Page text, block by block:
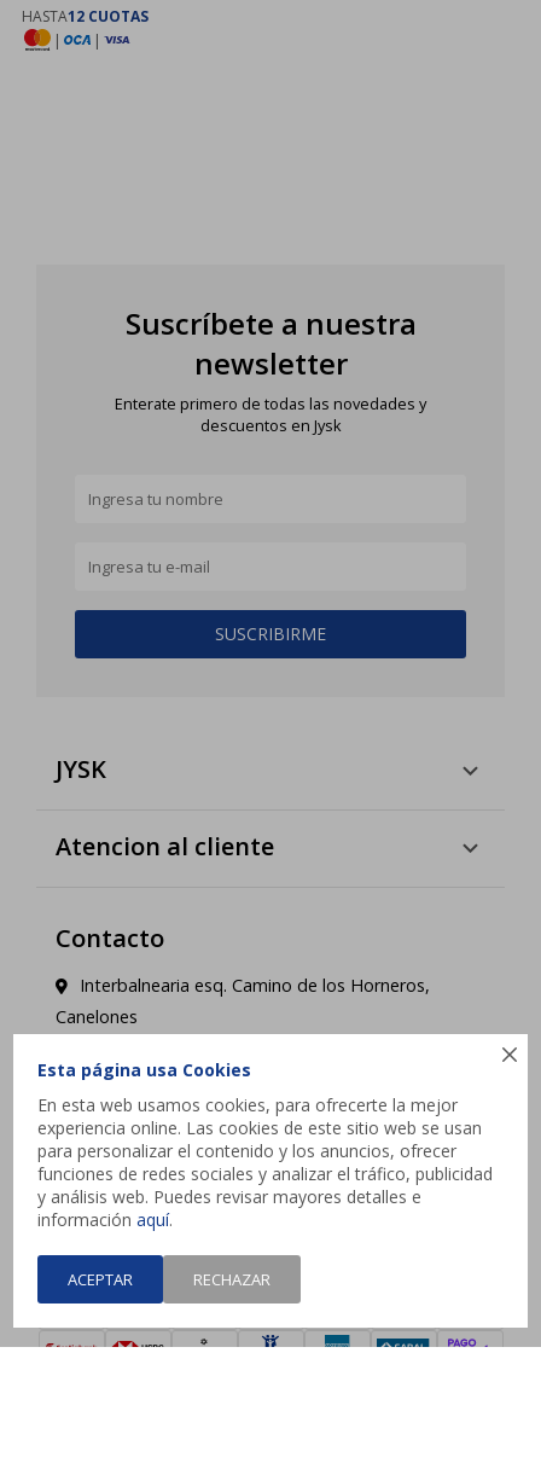

Esta página usa Cookies
En esta web usamos cookies, para ofrecerte la mejor
experiencia online. Las cookies de este sitio web se usan
para personalizar el contenido y los anuncios, ofrecer
funciones de redes sociales y analizar el tráfico, publicidad
y análisis web. Puedes revisar mayores detalles e
informaciónaquí.
ACEPTAR RECHAZAR
HASTA12 CUOTAS
|
|
Suscríbete a nuestra
newsletter
Enterate primero de todas las novedades y
descuentos en Jysk
SUSCRIBIRME
JYSK
Atencion al cliente
Contacto
Interbalnearia esq. Camino de los Horneros,
Canelones
contacto@jysk.uy
Lunes a Domingo de 10 a 21 hs - Pick up web 3 a
4 días hábiles.
   